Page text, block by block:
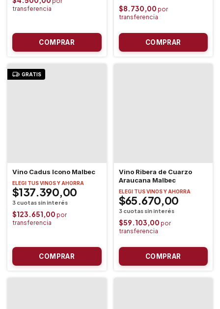
$8.730,00
GRATIS
Vino Cadus Icono Malbec
ELEGI TUS VINOS Y AHORRA
$137.390,00
$123.651,00
Vino Ribera de Cuarzo
Araucana Malbec
ELEGI TUS VINOS Y AHORRA
$65.670,00
$59.103,00